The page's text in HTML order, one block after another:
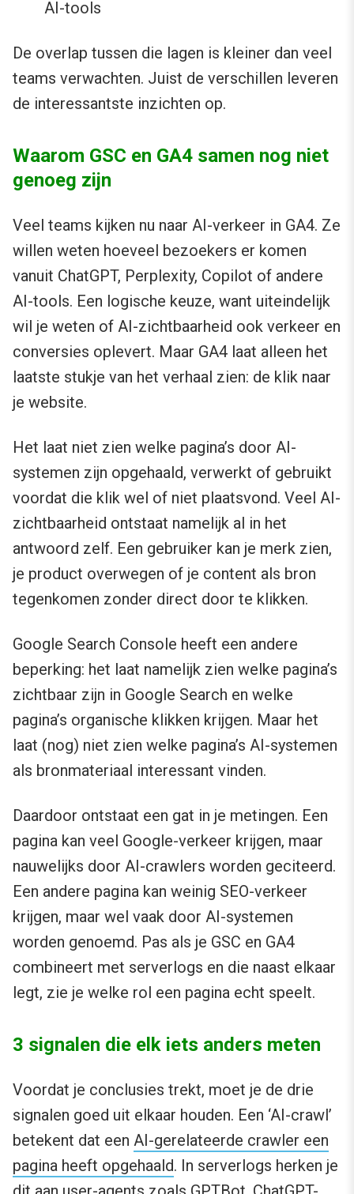
AI-tools
De overlap tussen die lagen is kleiner dan veel
teams verwachten. Juist de verschillen leveren
de interessantste inzichten op.
Waarom GSC en GA4 samen nog niet
genoeg zijn
Veel teams kijken nu naar AI-verkeer in GA4. Ze
willen weten hoeveel bezoekers er komen
vanuit ChatGPT, Perplexity, Copilot of andere
AI-tools. Een logische keuze, want uiteindelijk
wil je weten of AI-zichtbaarheid ook verkeer en
conversies oplevert. Maar GA4 laat alleen het
laatste stukje van het verhaal zien: de klik naar
je website.
Het laat niet zien welke pagina’s door AI-
systemen zijn opgehaald, verwerkt of gebruikt
voordat die klik wel of niet plaatsvond. Veel AI-
zichtbaarheid ontstaat namelijk al in het
antwoord zelf. Een gebruiker kan je merk zien,
je product overwegen of je content als bron
tegenkomen zonder direct door te klikken.
Google Search Console heeft een andere
beperking: het laat namelijk zien welke pagina’s
zichtbaar zijn in Google Search en welke
pagina’s organische klikken krijgen. Maar het
laat (nog) niet zien welke pagina’s AI-systemen
als bronmateriaal interessant vinden.
Daardoor ontstaat een gat in je metingen. Een
pagina kan veel Google-verkeer krijgen, maar
nauwelijks door AI-crawlers worden geciteerd.
Een andere pagina kan weinig SEO-verkeer
krijgen, maar wel vaak door AI-systemen
worden genoemd. Pas als je GSC en GA4
combineert met serverlogs en die naast elkaar
legt, zie je welke rol een pagina echt speelt.
3 signalen die elk iets anders meten
Voordat je conclusies trekt, moet je de drie
signalen goed uit elkaar houden. Een ‘AI-crawl’
betekent dat een AI-gerelateerde crawler een
pagina heeft opgehaald. In serverlogs herken je